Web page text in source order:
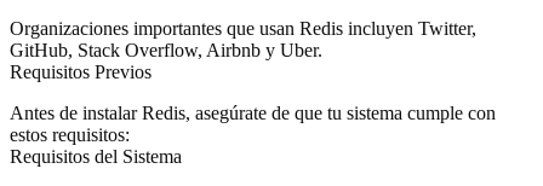
Organizaciones importantes que usan Redis incluyen Twitter,
GitHub, Stack Overflow, Airbnb y Uber.
Requisitos Previos
Antes de instalar Redis, asegúrate de que tu sistema cumple con
estos requisitos:
Requisitos del Sistema